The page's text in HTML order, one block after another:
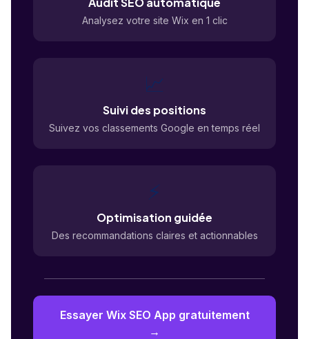
Analysez votre site Wix en 1 clic
📈
Suivi des positions
Suivez vos classements Google en temps réel
⚡
Optimisation guidée
Des recommandations claires et actionnables
Essayer Wix SEO App gratuitement
→